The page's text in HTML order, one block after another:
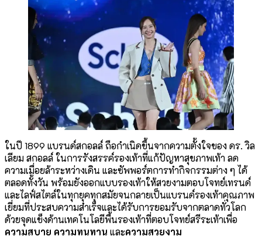
ในปี 1899 แบรนด์สกอลล์ ถือกำเนิดขึ้นจากความตั้งใจของ ดร. วิล
เลียม สกอลล์ ในการรังสรรค์รองเท้าที่แก้ปัญหาสุขภาพเท้า ลด
ความเมื่อยล้าระหว่างเดิน และซัพพอร์ตการทำกิจกรรมต่าง ๆ ได้
ตลอดทั้งวัน พร้อมยังออกแบบรองเท้าให้สวยงามตอบโจทย์เทรนด์
และไลฟ์สไตล์ในทุกยุคทุกสมัยจนกลายเป็นแบรนด์รองเท้าคุณภาพ
เยี่ยมที่ประสบความสำเร็จและได้รับการยอมรับจากตลาดทั่วโลก
ด้วยจุดแข็งด้านเทคโนโลยีพื้นรองเท้าที่ตอบโจทย์สรีระเท้าเพื่อ
ความสบาย ความทนทาน และความสวยงาม